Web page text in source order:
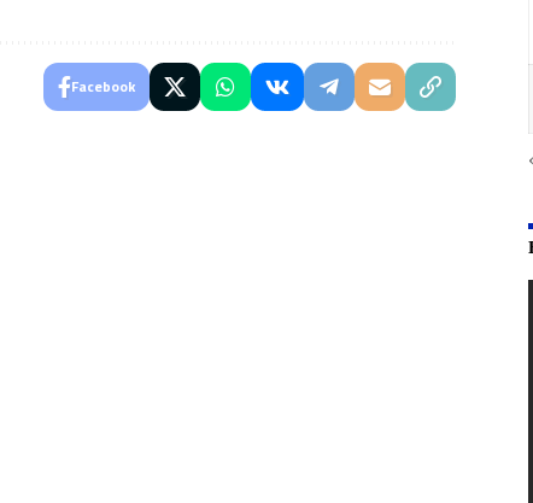
Facebook